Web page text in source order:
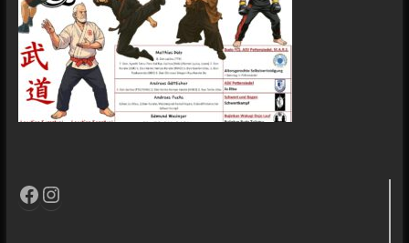
Facebook
Instagram